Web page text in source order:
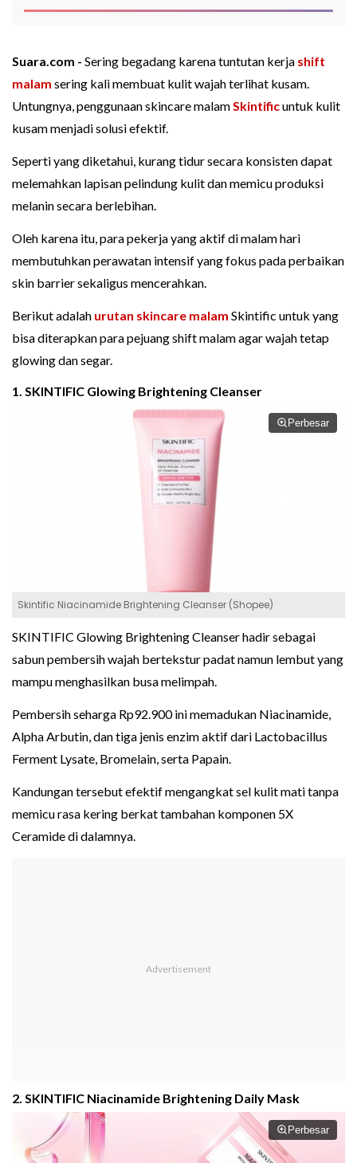
Suara.com - Sering begadang karena tuntutan kerja shift
malam sering kali membuat kulit wajah terlihat kusam.
Untungnya, penggunaan skincare malamSkintificuntuk kulit
kusam menjadi solusi efektif.
Seperti yang diketahui, kurang tidur secara konsisten dapat
melemahkan lapisan pelindung kulit dan memicu produksi
melanin secara berlebihan.
Oleh karena itu, para pekerja yang aktif di malam hari
membutuhkan perawatan intensif yang fokus pada perbaikan
skin barrier sekaligus mencerahkan.
Berikut adalah urutan skincare malam Skintific untuk yang
bisa diterapkan para pejuang shift malam agar wajah tetap
glowing dan segar.
1. SKINTIFIC Glowing Brightening Cleanser
Perbesar
Skintific Niacinamide Brightening Cleanser (Shopee)
SKINTIFIC Glowing Brightening Cleanser hadir sebagai
sabun pembersih wajah bertekstur padat namun lembut yang
mampu menghasilkan busa melimpah.
Pembersih seharga Rp92.900 ini memadukan Niacinamide,
Alpha Arbutin, dan tiga jenis enzim aktif dari Lactobacillus
Ferment Lysate, Bromelain, serta Papain.
Kandungan tersebut efektif mengangkat sel kulit mati tanpa
memicu rasa kering berkat tambahan komponen 5X
Ceramide di dalamnya.
2. SKINTIFlC Niacinamide Brightening Daily Mask
Perbesar